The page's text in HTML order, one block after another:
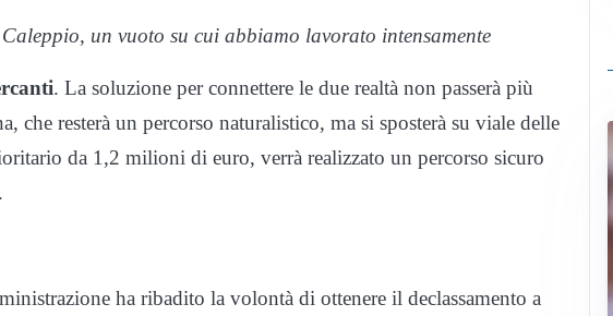
un vuoto su cui abbiamo lavorato intensamente
. La soluzione per connettere le due realtà non passerà più
che resterà un percorso naturalistico, ma si sposterà su viale delle
da 1,2 milioni di euro, verrà realizzato un percorso sicuro
ha ribadito la volontà di ottenere il declassamento a